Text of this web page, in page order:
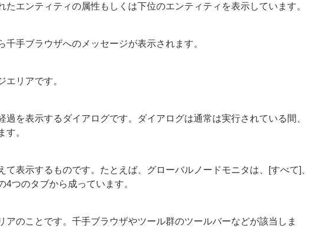
エンティティの属性もしくは下位のエンティティを表示しています。
手ブラウザへのメッセージが表示されます。
リアです。
を表示するダイアログです。ダイアログは通常は実行されている間、
。
表示するものです。たとえば、グローバルノードモニタは、[すべて]、
つのタブから成っています。
のことです。千手ブラウザやツール群のツールバーなどが該当しま